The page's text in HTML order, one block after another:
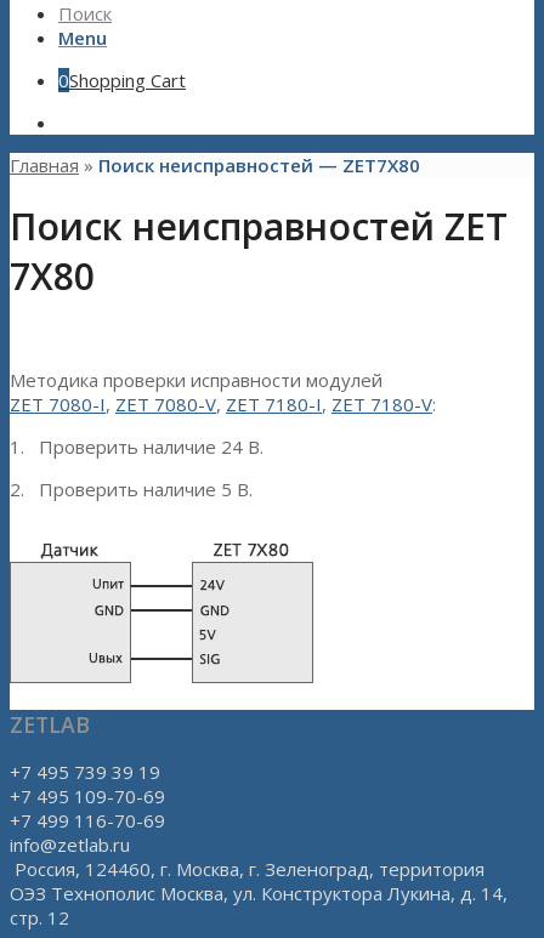
Поиск
Menu
0Shopping Cart
Главная » Поиск неисправностей — ZET7X80
Поиск неисправностей ZET
7X80
Методика проверки исправности модулей
ZET 7080-I, ZET 7080-V, ZET 7180-I, ZET 7180-V:
1. Проверить наличие 24 В.
2. Проверить наличие 5 В.
ZETLAB
+7 495 739 39 19
+7 495 109-70-69
+7 499 116-70-69
info@zetlab.ru
Россия, 124460, г. Москва, г. Зеленоград, территория
ОЭЗ Технополис Москва, ул. Конструктора Лукина, д. 14,
стр. 12